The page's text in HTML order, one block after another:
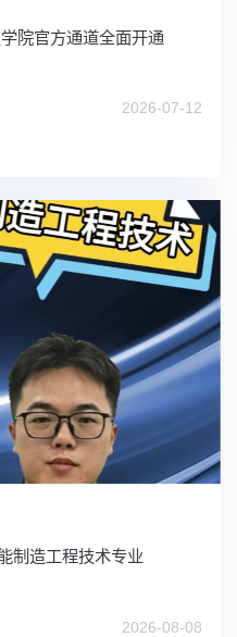
院官方通道全面开通
2026-07-12
制造工程技术专业
2026-08-08